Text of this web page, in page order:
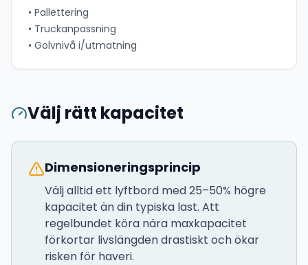
• Pallettering
• Truckanpassning
• Golvnivå i/utmatning
Välj rätt kapacitet
Dimensioneringsprincip
Välj alltid ett lyftbord med 25–50% högre
kapacitet än din typiska last. Att
regelbundet köra nära maxkapacitet
förkortar livslängden drastiskt och ökar
risken för haveri.